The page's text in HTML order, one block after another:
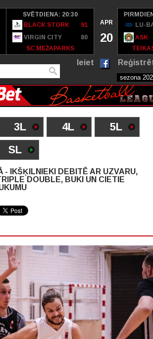
SVĒTDIENA: 20:30
BLACK STORK
91
VIRGIN CITY
80
SC MEŽAPARKS
APR
20
LU-
ASK
Ieiet
3L 4L
5L
SL
- IKŠĶILNIEKI DEBITĒ AR UZVARU,
DOUBLE, BUKI UN CIETIE